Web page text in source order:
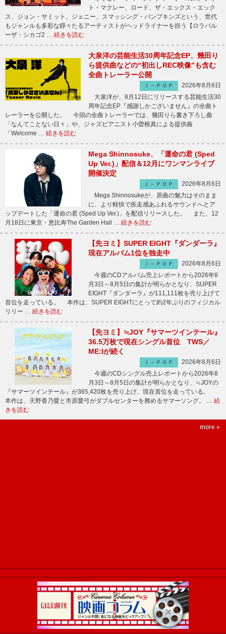
ト・マクレー、ロード、ザ・エックス・エック
ス、ジョン・サミット、ジェニー、スマッシング・パンプキンズという、世代
もジャンルも多彩な錚々たるアーティストがヘッドライナーを担う【ロラパル
ーザ・シカゴ2 … 続きを読む
大泉洋の芸能生活30周年記念EP、幾田り
ら提供曲などの“初出しREC映像”も含む
全曲トレーラー公開
Ｊ－ＰＯＰ
2026年8月6日
大泉洋が、8月12日にリリースする芸能生活30
周年記念EP『感謝しかございません』の全曲ト
レーラーを公開した。 今回の全曲トレーラーでは、幾田りら書き下ろし曲
「なんてことない日々」や、ジャズピアニスト小曽根真による提供曲
「Welcome … 続きを読む
Mega Shinnosuke、「運命の君 (Sped
Up Ver.)」配信＆12月にワンマンライブ
開催決定
Ｊ－ＰＯＰ
2026年8月6日
Mega Shinnosukeが、原曲の魅力はそのまま
に、より軽快で疾走感あふれるサウンドへとア
ップデートした「運命の君 (Sped Up Ver.)」を配信リリースした。 また、12
月18日に東京・恵比寿The Garden Hall … 続きを読む
【先ヨミ】SUPER EIGHT『ダンダーラ』
現在アルバム1位を独走中
Ｊ－ＰＯＰ
2026年8月6日
今週のCDアルバム売上レポートから2026年8
月3日～8月5日の集計が明らかとなり、SUPER
EIGHT『ダンダーラ』が111,111枚を売り上げて
首位を走っている。 本作は、SUPER EIGHTにとって約2年ぶりのフィジカル
リリー … 続きを読む
【先ヨミ】≒JOY『サマーツインテール』
36.5万枚で現在シングル首位 TWS／
ME:Iが続く
Ｊ－ＰＯＰ
2026年8月6日
今週のCDシングル売上レポートから2026年8
月3日～8月5日の集計が明らかとなり、≒JOYの
『サマーツインテール』が365,420枚を売り上げ、現在首位を走っている。
本作は、天野香乃愛と市原愛弓がダブルセンターを務めるサマーソング。 … 続
きを読む
more »